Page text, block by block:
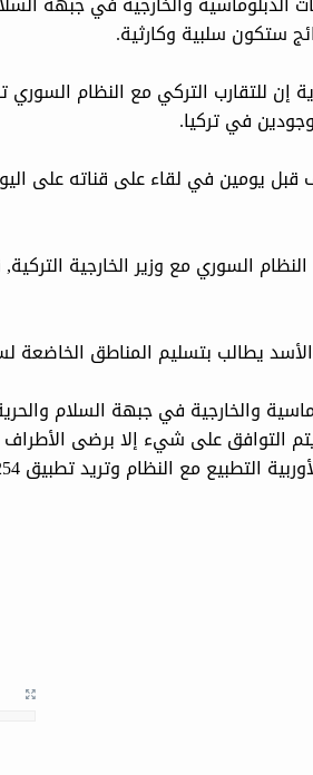
ستكون سلبية وكارثية.
إن للتقارب التركي مع النظام
في تركيا.
يومين في لقاء على قناته على
السوري مع وزير الخارجية
يطالب بتسليم المناطق الخاضعة
والخارجية في جبهة السلام
التوافق على شيء إلا برضى
التطبيع مع النظام وتريد تطبيق 2254.